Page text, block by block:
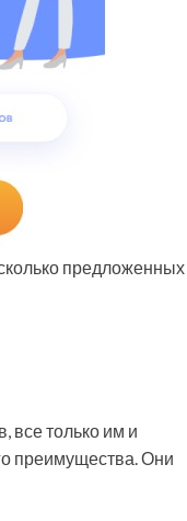
предложенных
все только им и
преимущества. Они